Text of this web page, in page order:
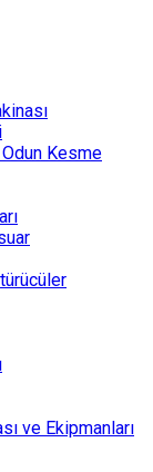
Kesme
ve Ekipmanları